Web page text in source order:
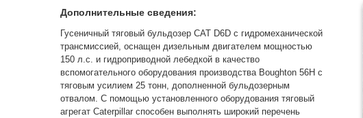
Дополнительные сведения:
Гусеничный тяговый бульдозер CAT D6D с гидромеханической
трансмиссией, оснащен дизельным двигателем мощностью
150 л.с. и гидроприводной лебедкой в качество
вспомогательного оборудования производства Boughton 56H с
тяговым усилием 25 тонн, дополненной бульдозерным
отвалом. С помощью установленного оборудования тяговый
агрегат Caterpillar способен выполнять широкий перечень